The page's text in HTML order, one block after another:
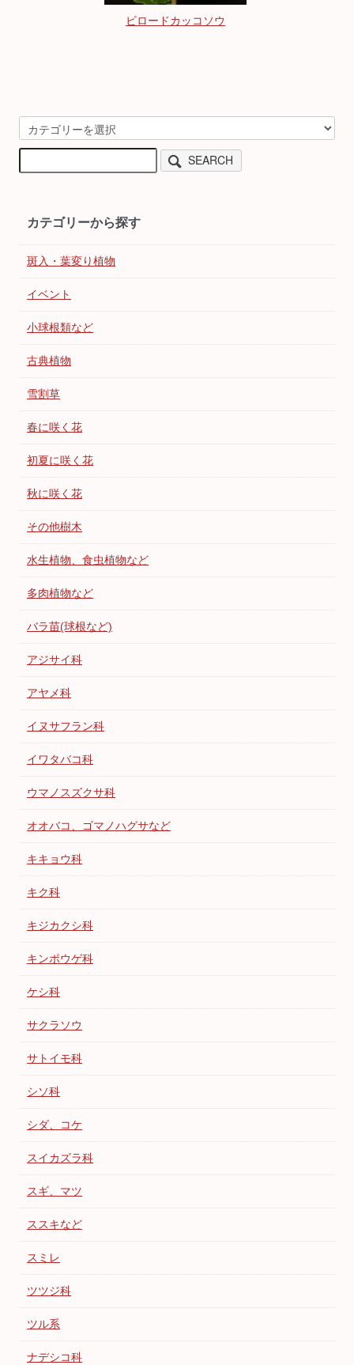
ビロードカッコソウ
SEARCH
カテゴリーから探す
斑入・葉変り植物
イベント
小球根類など
古典植物
雪割草
春に咲く花
初夏に咲く花
秋に咲く花
その他樹木
水生植物、食虫植物など
多肉植物など
バラ苗(球根など)
アジサイ科
アヤメ科
イヌサフラン科
イワタバコ科
ウマノスズクサ科
オオバコ、ゴマノハグサなど
キキョウ科
キク科
キジカクシ科
キンポウゲ科
ケシ科
サクラソウ
サトイモ科
シソ科
シダ、コケ
スイカズラ科
スギ、マツ
ススキなど
スミレ
ツツジ科
ツル系
ナデシコ科